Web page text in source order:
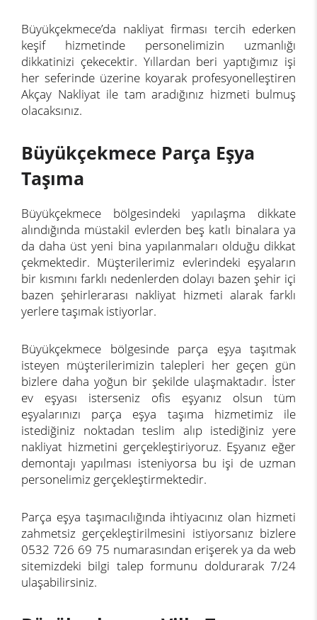
Büyükçekmece’da nakliyat firması tercih ederken
keşif hizmetinde personelimizin uzmanlığı
dikkatinizi çekecektir. Yıllardan beri yaptığımız işi
her seferinde üzerine koyarak profesyonelleştiren
Akçay Nakliyat ile tam aradığınız hizmeti bulmuş
olacaksınız.
Büyükçekmece Parça Eşya
Taşıma
Büyükçekmece bölgesindeki yapılaşma dikkate
alındığında müstakil evlerden beş katlı binalara ya
da daha üst yeni bina yapılanmaları olduğu dikkat
çekmektedir. Müşterilerimiz evlerindeki eşyaların
bir kısmını farklı nedenlerden dolayı bazen şehir içi
bazen şehirlerarası nakliyat hizmeti alarak farklı
yerlere taşımak istiyorlar.
Büyükçekmece bölgesinde parça eşya taşıtmak
isteyen müşterilerimizin talepleri her geçen gün
bizlere daha yoğun bir şekilde ulaşmaktadır. İster
ev eşyası isterseniz ofis eşyanız olsun tüm
eşyalarınızı parça eşya taşıma hizmetimiz ile
istediğiniz noktadan teslim alıp istediğiniz yere
nakliyat hizmetini gerçekleştiriyoruz. Eşyanız eğer
demontajı yapılması isteniyorsa bu işi de uzman
personelimiz gerçekleştirmektedir.
Parça eşya taşımacılığında ihtiyacınız olan hizmeti
zahmetsiz gerçekleştirilmesini istiyorsanız bizlere
0532 726 69 75 numarasından erişerek ya da web
sitemizdeki bilgi talep formunu doldurarak 7/24
ulaşabilirsiniz.